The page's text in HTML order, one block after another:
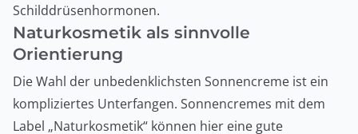
Schilddrüsenhormonen.
Naturkosmetik als sinnvolle
Orientierung
Die Wahl der unbedenklichsten Sonnencreme ist ein
kompliziertes Unterfangen. Sonnencremes mit dem
Label „Naturkosmetik“ können hier eine gute